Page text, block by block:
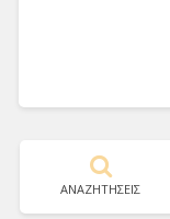
ΑΝΑΖΗΤΗΣΕΙΣ